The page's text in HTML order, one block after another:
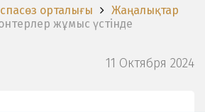
орталығы
Жаңалықтар
жұмыс үстінде
11 Октября 2024